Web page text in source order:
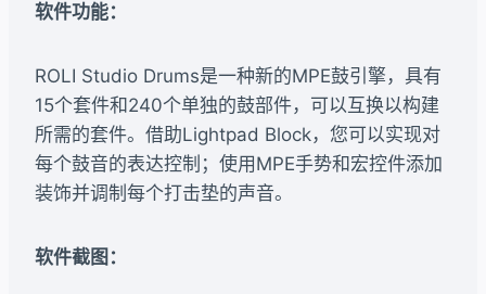
软件功能：
ROLI Studio Drums是一种新的MPE鼓引擎，具有
15个套件和240个单独的鼓部件，可以互换以构建
所需的套件。借助Lightpad Block，您可以实现对
每个鼓音的表达控制；使用MPE手势和宏控件添加
装饰并调制每个打击垫的声音。
软件截图：